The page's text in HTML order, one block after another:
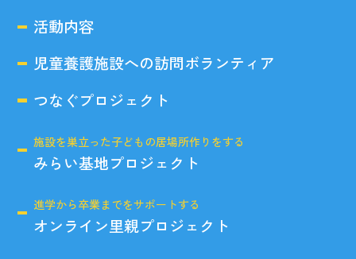
活動内容
児童養護施設への訪問ボランティア
つなぐプロジェクト
施設を巣立った子どもの居場所作りをする
みらい基地プロジェクト
進学から卒業までをサポートする
オンライン里親プロジェクト